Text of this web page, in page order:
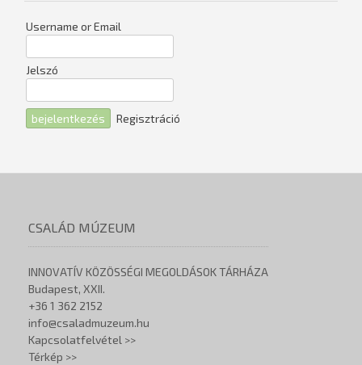
Username or Email
Jelszó
Regisztráció
CSALÁD MÚZEUM
INNOVATÍV KÖZÖSSÉGI MEGOLDÁSOK TÁRHÁZA
Budapest, XXII.
+36 1 362 2152
info@csaladmuzeum.hu
Kapcsolatfelvétel >>
Térkép >>